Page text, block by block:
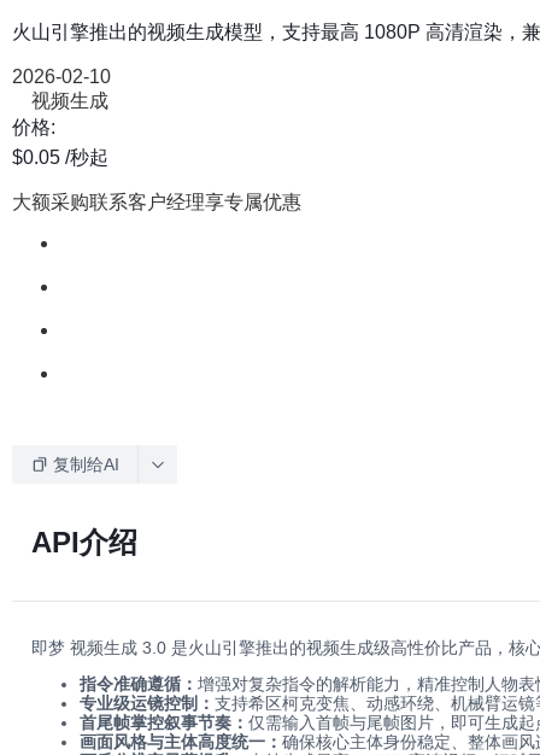
火山引擎推出的视频生成模型，支持最高 1080P 高清渲染，
2026-02-10
视频生成
价格:
$0.05 /秒起
大额采购联系客户经理享专属优惠
复制给AI
API介绍
即梦 视频生成 3.0 是火山引擎推出的视频生成级高性价比产品，核
指令准确遵循： 增强对复杂指令的解析能力，精准控制人物
专业级运镜控制： 支持希区柯克变焦、动感环绕、机械臂运
首尾帧掌控叙事节奏： 仅需输入首帧与尾帧图片，即可生成
画面风格与主体高度统一： 确保核心主体身份稳定、整体画